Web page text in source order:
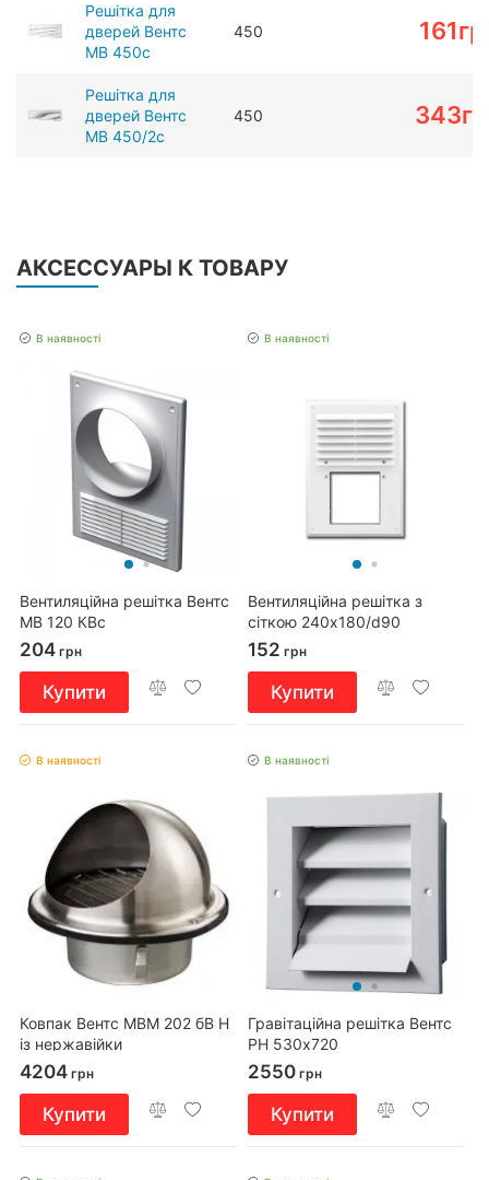
Решітка для
дверей Вентс
МВ 450c
450 161
Решітка для
дверей Вентс
МВ 450/2с
450 343
АКСЕССУАРЫ К ТОВАРУ
В наявності
Вентиляційна решітка Вентс
МВ 120 КВс
204 грн
Купити
В наявності
Вентиляційна решітка з
сіткою 240x180/d90
152 грн
Купити
В наявності
Ковпак Вентс МВМ 202 бВ Н
із нержавійки
4204 грн
Купити
В наявності
Гравітаційна решітка Вентс
РН 530х720
2550 грн
Купити